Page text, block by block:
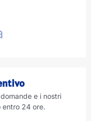
e i nostri
entro 24 ore.